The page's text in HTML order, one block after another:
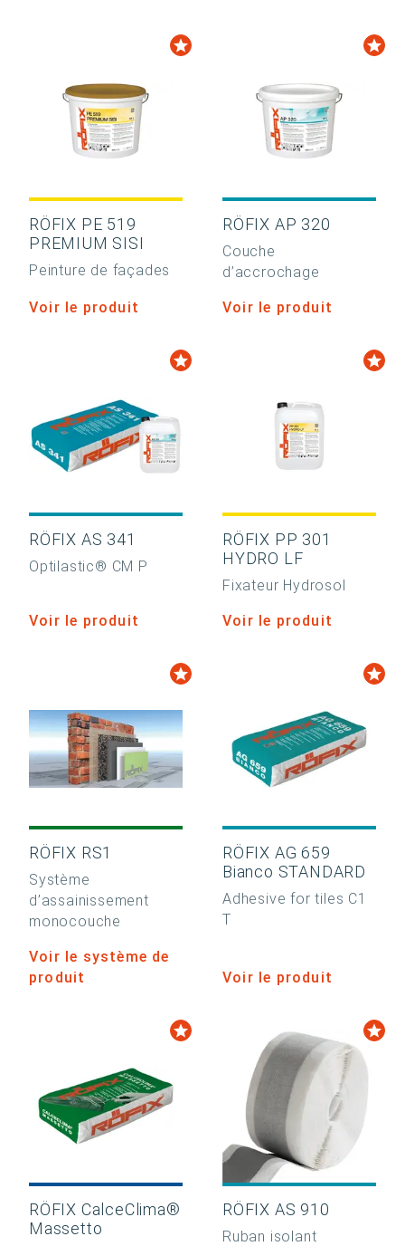
RÖFIX PE 519
PREMIUM SISI
Peinture de façades
Voir le produit
RÖFIX AP 320
Couche
d’accrochage
Voir le produit
RÖFIX AS 341
Optilastic® CM P
Voir le produit
RÖFIX PP 301
HYDRO LF
Fixateur Hydrosol
Voir le produit
RÖFIX RS1
Système
d’assainissement
monocouche
Voir le système de
produit
RÖFIX AG 659
Bianco STANDARD
Adhesive for tiles C1
T
Voir le produit
RÖFIX CalceClima®
Massetto
RÖFIX AS 910
Ruban isolant